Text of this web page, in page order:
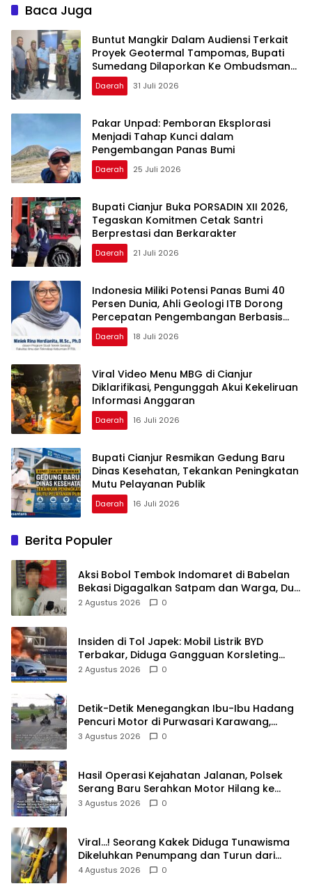
Baca Juga
Buntut Mangkir Dalam Audiensi Terkait
Proyek Geotermal Tampomas, Bupati
Sumedang Dilaporkan Ke Ombudsman
dan BPKP
Daerah 31 Juli 2026
Pakar Unpad: Pemboran Eksplorasi
Menjadi Tahap Kunci dalam
Pengembangan Panas Bumi
Daerah 25 Juli 2026
Bupati Cianjur Buka PORSADIN XII 2026,
Tegaskan Komitmen Cetak Santri
Berprestasi dan Berkarakter
Daerah 21 Juli 2026
Indonesia Miliki Potensi Panas Bumi 40
Persen Dunia, Ahli Geologi ITB Dorong
Percepatan Pengembangan Berbasis
Ilmiah dan Perlindungan Lingkungan
Daerah 18 Juli 2026
Viral Video Menu MBG di Cianjur
Diklarifikasi, Pengunggah Akui Kekeliruan
Informasi Anggaran
Daerah 16 Juli 2026
Bupati Cianjur Resmikan Gedung Baru
Dinas Kesehatan, Tekankan Peningkatan
Mutu Pelayanan Publik
Daerah 16 Juli 2026
Berita Populer
Aksi Bobol Tembok Indomaret di Babelan
Bekasi Digagalkan Satpam dan Warga, Dua
Pelaku Diamankan
2 Agustus 2026 0
Insiden di Tol Japek: Mobil Listrik BYD
Terbakar, Diduga Gangguan Korsleting
Listrik
2 Agustus 2026 0
Detik-Detik Menegangkan Ibu-Ibu Hadang
Pencuri Motor di Purwasari Karawang,
Pelaku Lolos di Tengah Keramaian!
3 Agustus 2026 0
Hasil Operasi Kejahatan Jalanan, Polsek
Serang Baru Serahkan Motor Hilang ke
Pemilik
3 Agustus 2026 0
Viral…! Seorang Kakek Diduga Tunawisma
Dikeluhkan Penumpang dan Turun dari
TransJakarta Karena Bau Badan
4 Agustus 2026 0